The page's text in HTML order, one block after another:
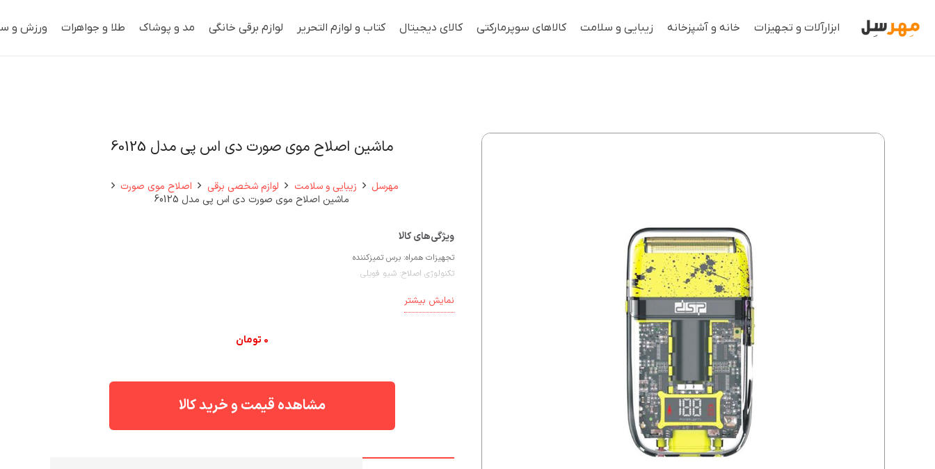
ابزارآلات و تجهیزات خانه و آشپزخانه زیبایی و سلامت کالاهای سوپرمارکتی کالای دیجیتال کتاب و لوازم التحریر لوازم برقی خانگی مد و پوشاک طلا و جواهرات ورزش و
ماشین اصلاح موی صورت دی اس پی مدل 60125
مهرسل زیبایی و سلامت لوازم شخصی برقی
اصلاح موی صورت
ماشین اصلاح موی صورت دی اس پی مدل 60125
تجهیزات همراه:برس تمیزکننده
تکنولوژی اصلاح:شیو فویلی
منبع انرژی:باتری
نمایش بیشتر
0 تومان
مشاهده قیمت و خرید کالا